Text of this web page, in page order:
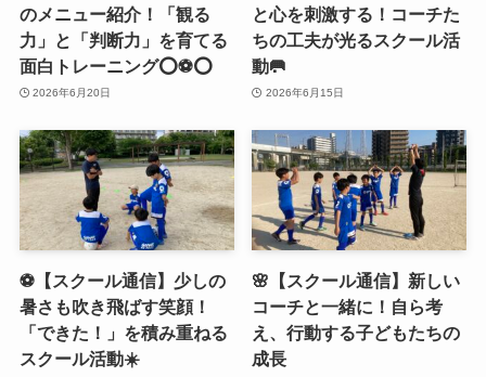
のメニュー紹介！「観る
力」と「判断力」を育てる
面白トレーニング⭕️⚽️⭕️
2026年6月20日
と心を刺激する！コーチた
ちの工夫が光るスクール活
動🥅
2026年6月15日
⚽️【スクール通信】少しの
暑さも吹き飛ばす笑顔！
「できた！」を積み重ねる
スクール活動☀️
🌸【スクール通信】新しい
コーチと一緒に！自ら考
え、行動する子どもたちの
成長